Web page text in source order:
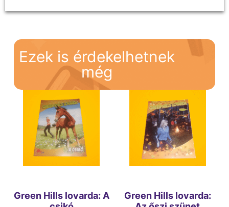
Ezek is érdekelhetnek
még
Green Hills lovarda: A
Green Hills lovarda: